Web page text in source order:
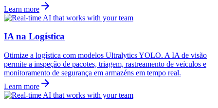
Learn more
IA na Logística
Otimize a logística com modelos Ultralytics YOLO. A IA de visão
permite a inspeção de pacotes, triagem, rastreamento de veículos e
monitoramento de segurança em armazéns em tempo real.
Learn more